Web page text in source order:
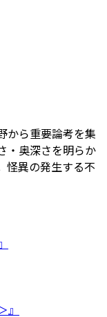
から重要論考を集
・奥深さを明らか
怪異の発生する不